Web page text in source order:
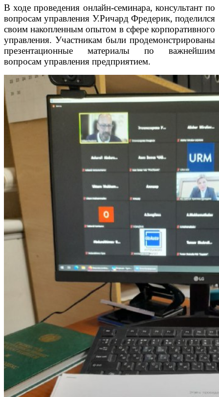
В ходе проведения онлайн-семинара, консультант по
вопросам управления У.Ричард Фредерик, поделился
своим накопленным опытом в сфере корпоративного
управления. Участникам были продемонстрированы
презентационные материалы по важнейшим
вопросам управления предприятием.